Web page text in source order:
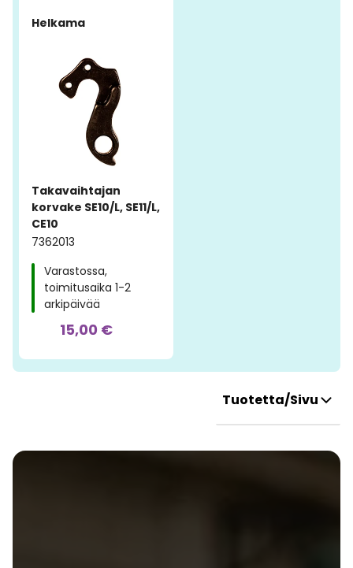
Helkama
Takavaihtajan
korvake SE10/L, SE11/L,
CE10
7362013
Varastossa,
toimitusaika 1-2
arkipäivää
15,00 €
Tuotetta/Sivu